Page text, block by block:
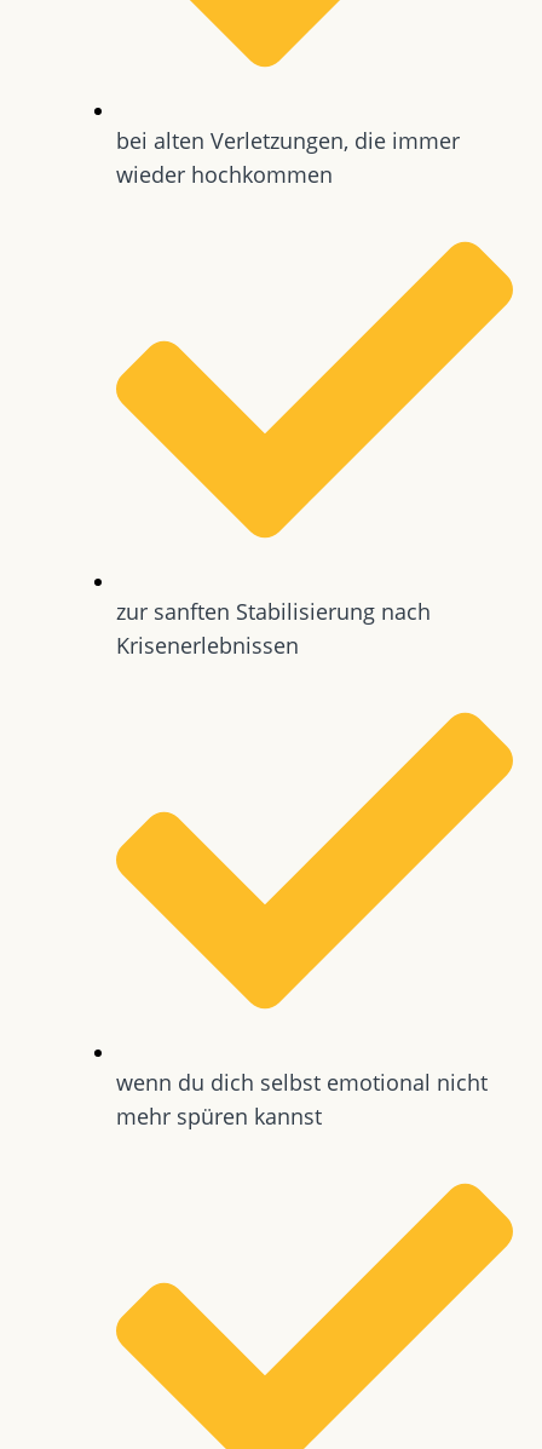
bei alten Verletzungen, die immer
wieder hochkommen
zur sanften Stabilisierung nach
Krisenerlebnissen
wenn du dich selbst emotional nicht
mehr spüren kannst